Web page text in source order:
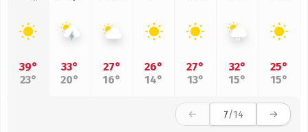
39°
23°
33°
20°
27°
16°
26°
14°
27°
13°
32°
15°
25°
15°
7/14